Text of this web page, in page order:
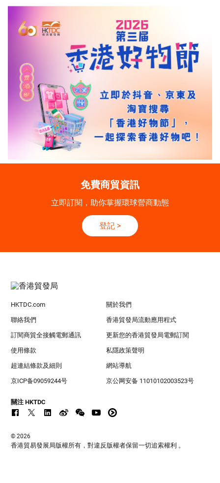
免費商貿資訊
立即訂閱，助你掌握環球營商動態
登記 >
HKTDC.com 關於我們
聯絡我們 香港貿發局流動應用程式
訂閱商貿全接觸電郵通訊 更新您的香港貿發局電郵訂閱
使用條款 私隱政策聲明
超連結條款及細則 網站導航
京ICP备09059244号 京公网安备 11010102003523号
關注 HKTDC
© 2026
香港貿易發展局版權所有，對違反版權者保留一切追索權利 。